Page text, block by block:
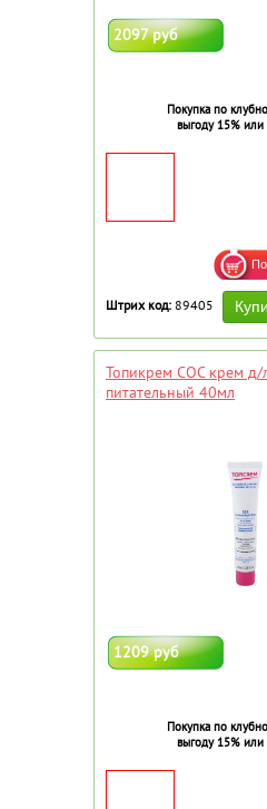
2097 руб
Покупка по
выгоду 15%
Штрих код: 89405
Топикрем СОС крем д/
питательный 40мл
1209 руб
Покупка по
выгоду 15%